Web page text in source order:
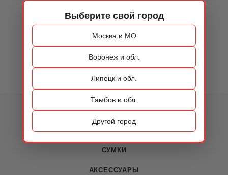
Выберите свой город
Москва и МО
Воронеж и обл.
Липецк и обл.
Тамбов и обл.
Другой город
КАТАЛОГ
ОБУВЬ
СУМКИ
АКСЕССУАРЫ